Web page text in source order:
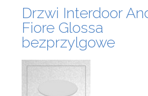
Drzwi Interdoor
Fiore Glossa
bezprzylgowe